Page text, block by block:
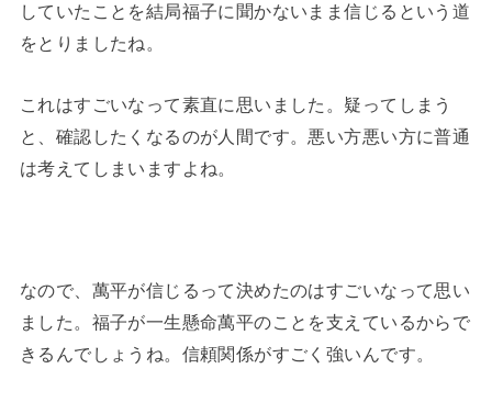
していたことを結局福子に聞かないまま信じるという道
をとりましたね。
これはすごいなって素直に思いました。疑ってしまう
と、確認したくなるのが人間です。悪い方悪い方に普通
は考えてしまいますよね。
なので、萬平が信じるって決めたのはすごいなって思い
ました。福子が一生懸命萬平のことを支えているからで
きるんでしょうね。信頼関係がすごく強いんです。